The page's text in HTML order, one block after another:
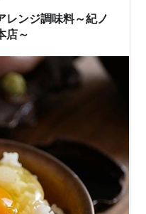
レンジ調味料～紀ノ
店～